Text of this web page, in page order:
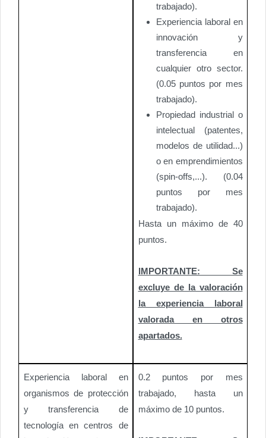
trabajado).
Experiencia laboral en
innovación y
transferencia en
cualquier otro sector.
(0.05 puntos por mes
trabajado).
Propiedad industrial o
intelectual (patentes,
modelos de utilidad...)
o en emprendimientos
(spin-offs,...). (0.04
puntos por mes
trabajado).
Hasta un máximo de 40
puntos.
IMPORTANTE: Se
excluye de la valoración
la experiencia laboral
valorada en otros
apartados.
Experiencia laboral en
organismos de protección
y transferencia de
tecnología en centros de
0.2 puntos por mes
trabajado, hasta un
máximo de 10 puntos.